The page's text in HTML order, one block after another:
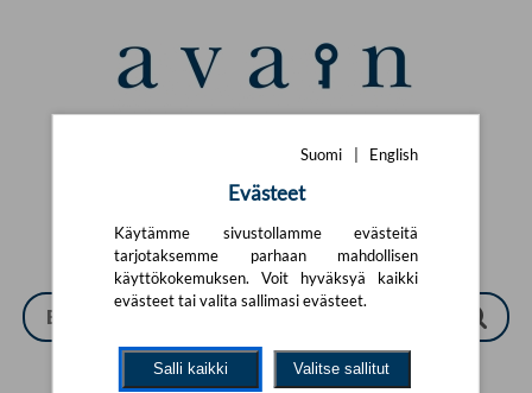
Suomi English
Evästeet
Käytämme sivustollamme evästeitä
tarjotaksemme parhaan mahdollisen
käyttökokemuksen. Voit hyväksyä kaikki
evästeet tai valita sallimasi evästeet.
Salli kaikki Valitse sallitut